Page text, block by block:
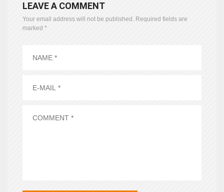
LEAVE A COMMENT
Your email address will not be published. Required fields are
marked *